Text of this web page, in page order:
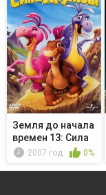
Земля до начала
времен 13: Сила
дружбы
2007 год 0%